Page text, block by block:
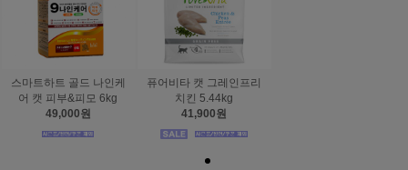
스마트하트 골드 나인케
어 캣 피부&피모 6kg
49,000원
퓨어비타 캣 그레인프리
치킨 5.44kg
41,900원